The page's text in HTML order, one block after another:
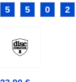
5 5 0 2